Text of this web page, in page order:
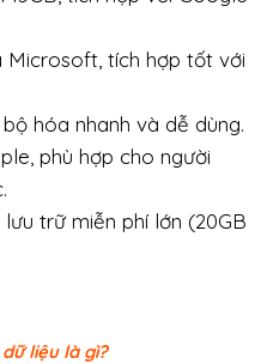
Microsoft, tích hợp tốt với
hóa nhanh và dễ dùng.
phù hợp cho người
trữ miễn phí lớn (20GB
liệu là gì?